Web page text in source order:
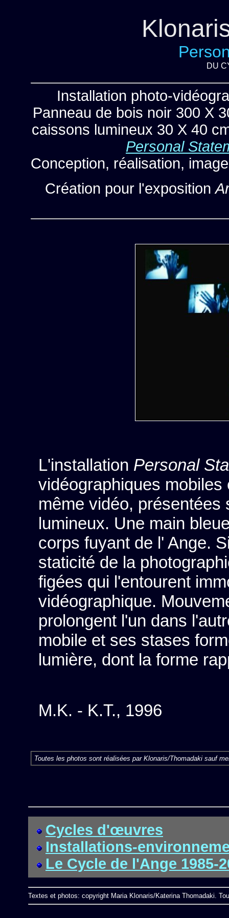
DU
Installation photo-
Panneau de bois noir 300 X
caissons lumineux 30 X 40
Personal
Conception, réalisation,
Création pour l'exposition
L'installation Personal
vidéographiques
même vidéo,
lumineux. Une main
corps fuyant de l' Ange.
staticité de la
figées qui l'entourent
vidéographique.
prolongent l'un dans
mobile et ses stases
lumière, dont la forme
M.K. - K.T., 1996
Toutes les photos sont réalisées par Klonaris/Thomadaki sauf
Cycles d'œuvres
Installations-
Le Cycle de l'Ange 1985-
Textes et photos: copyright Maria Klonaris/Katerina Thomadaki.